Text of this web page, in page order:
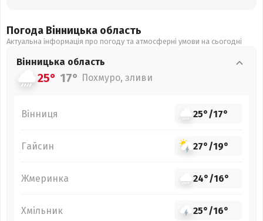
Погода Вінницька область
Актуальна інформація про погоду та атмосферні умови на сьогодні
Вінницька область
25° 17° Похмуро, зливи
Вінниця 25°/17°
Гайсин 27°/19°
Жмеринка 24°/16°
Хмільник 25°/16°